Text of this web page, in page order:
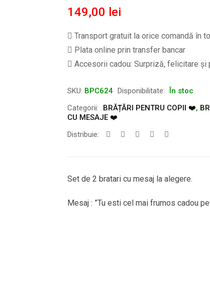
149,00 lei
Transport gratuit la orice comandă în
Plata online prin transfer bancar
Accesorii cadou: Surpriză, felicitare și
SKU: BPC624 Disponibilitate: În stoc
Categorii:
BRĂȚĂRI PENTRU COPII ❤️,
CU MESAJE ❤️
Distribuie:
Set de 2 bratari cu mesaj la alegere.
Mesaj : ”Tu esti cel mai frumos cadou